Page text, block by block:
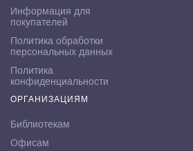
Информация для
покупателей
Политика обработки
персональных данных
Политика
конфиденциальности
ОРГАНИЗАЦИЯМ
Библиотекам
Офисам